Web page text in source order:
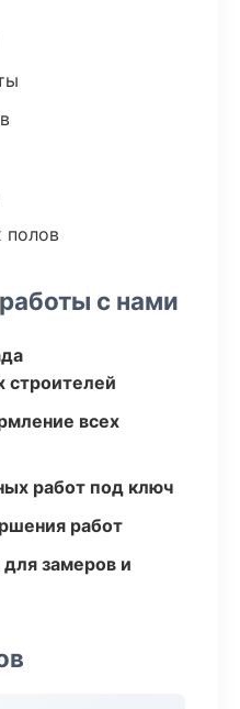
полов
с нами
строителей
всех
работ под ключ
работ
замеров и